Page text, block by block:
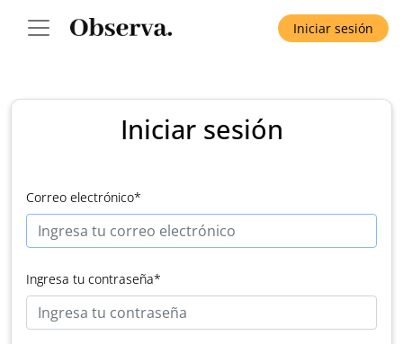
Iniciar sesión
Iniciar sesión
Correo electrónico*
Ingresa tu contraseña*